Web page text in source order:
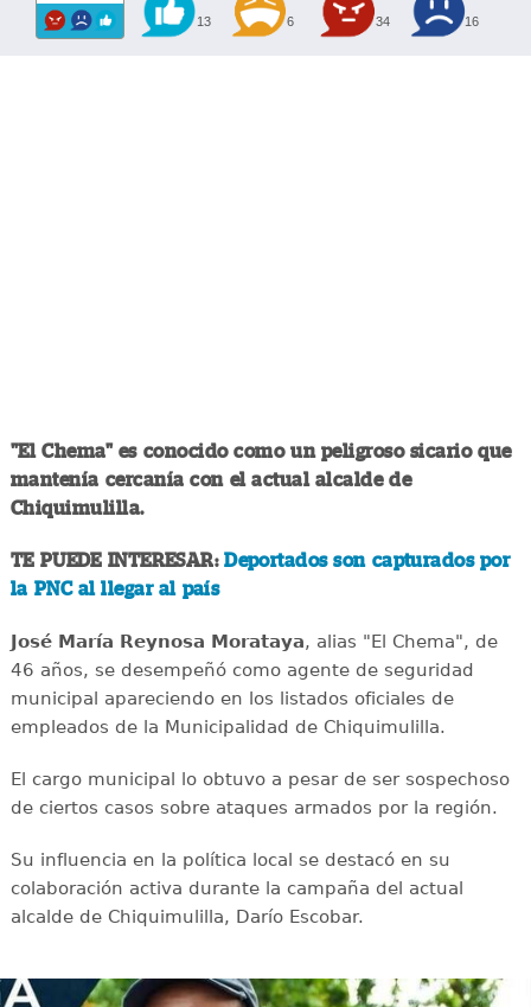
13 6 34 16
"El Chema" es conocido como un peligroso sicario que
mantenía cercanía con el actual alcalde de
Chiquimulilla.
TE PUEDE INTERESAR:Deportados son capturados por
la PNC al llegar al país
José María Reynosa Morataya, alias "El Chema", de
46 años, se desempeñó como agente de seguridad
municipal apareciendo en los listados oficiales de
empleados de la Municipalidad de Chiquimulilla.
El cargo municipal lo obtuvo a pesar de ser sospechoso
de ciertos casos sobre ataques armados por la región.
Su influencia en la política local se destacó en su
colaboración activa durante la campaña del actual
alcalde de Chiquimulilla, Darío Escobar.